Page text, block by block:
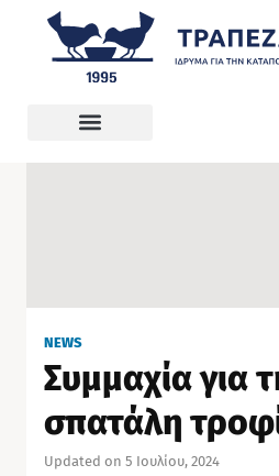
NEWS
Συμμαχία για
σπατάλη
Updated on 5 Ιουλίου, 2024